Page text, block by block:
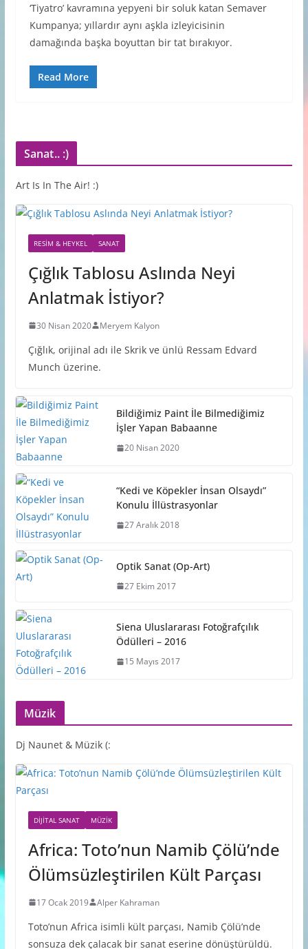
‘Tiyatro’ kavramına yepyeni bir soluk katan Semaver
Kumpanya; yıllardır aynı aşkla izleyicisinin
damağında başka boyuttan bir tat bırakıyor.
Read More
Sanat.. :)
Art Is In The Air! :)
RESIM & HEYKEL SANAT
Çığlık Tablosu Aslında Neyi
Anlatmak İstiyor?
30 Nisan 2020 Meryem Kalyon
Çığlık, orijinal adı ile Skrik ve ünlü Ressam Edvard
Munch üzerine.
Bildiğimiz Paint İle Bilmediğimiz
İşler Yapan Babaanne
20 Nisan 2020
“Kedi ve Köpekler İnsan Olsaydı”
Konulu İllüstrasyonlar
27 Aralık 2018
Optik Sanat (Op-Art)
27 Ekim 2017
Siena Uluslararası Fotoğrafçılık
Ödülleri – 2016
15 Mayıs 2017
Müzik
Dj Naunet & Müzik (:
DIJITAL SANAT MÜZIK
Africa: Toto’nun Namib Çölü’nde
Ölümsüzleştirilen Kült Parçası
17 Ocak 2019 Alper Kahraman
Toto’nun Africa isimli kült parçası, Namib Çölü’nde
sonsuza dek çalacak bir sanat eserine dönüştürüldü.